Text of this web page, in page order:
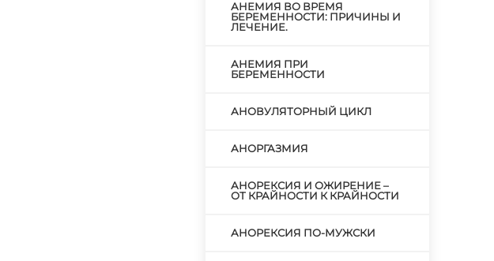
АНЕМИЯ ВО ВРЕМЯ
БЕРЕМЕННОСТИ: ПРИЧИНЫ И
ЛЕЧЕНИЕ.
АНЕМИЯ ПРИ
БЕРЕМЕННОСТИ
АНОВУЛЯТОРНЫЙ ЦИКЛ
АНОРГАЗМИЯ
АНОРЕКСИЯ И ОЖИРЕНИЕ –
ОТ КРАЙНОСТИ К КРАЙНОСТИ
АНОРЕКСИЯ ПО-МУЖСКИ